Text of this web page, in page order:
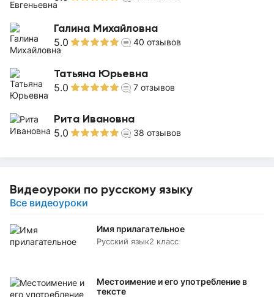
Галина Михайловна
5.0 40 отзывов
Татьяна Юрьевна
5.0 7 отзывов
Рита Ивановна
5.0 38 отзывов
Видеоуроки по русскому языку
Все видеоуроки
Имя прилагательное
Русский язык2 класс
Местоимение и его употребление в
тексте